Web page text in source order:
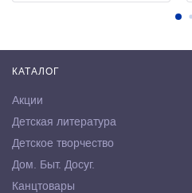
КАТАЛОГ
Акции
Детская литература
Детское творчество
Дом. Быт. Досуг.
Канцтовары